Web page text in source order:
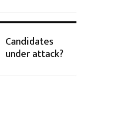
Candidates
under attack?